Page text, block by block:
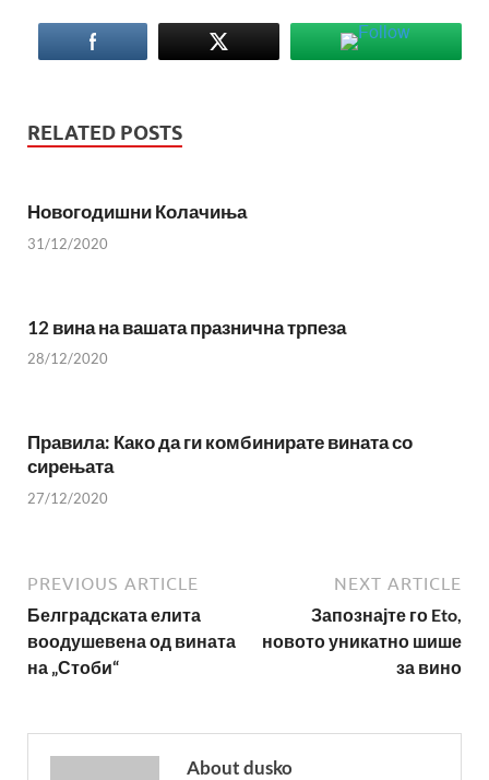
RELATED POSTS
Новогодишни Колачиња
31/12/2020
12 вина на вашата празнична трпеза
28/12/2020
Правила: Како да ги комбинирате вината со
сирењата
27/12/2020
PREVIOUS ARTICLE
Белградската елита
воодушевена од вината
на „Стоби“
NEXT ARTICLE
Запознајте го Eto,
новото уникатно шише
за вино
About dusko